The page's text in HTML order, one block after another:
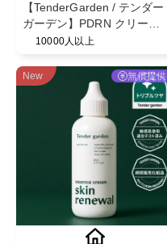
【TenderGarden / テンダー
ガーデン】PDRN クリーム
シートマスク 30g × 5枚 モ
10000人以上
New 無償提供